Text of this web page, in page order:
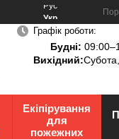
Рус
Укр
Графік роботи:
Будні:
Вихідний:
Екіпірування
для
пожежних